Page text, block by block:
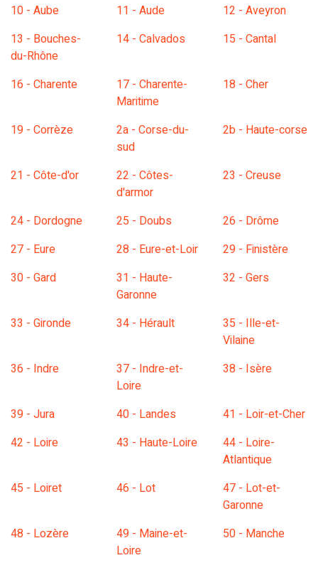
10 - Aube
11 - Aude
12 - Aveyron
13 - Bouches-
du-Rhône
14 - Calvados 15 - Cantal
16 - Charente
17 - Charente-
Maritime
18 - Cher
19 - Corrèze
2a - Corse-du-
sud
2b - Haute-corse
21 - Côte-d'or
22 - Côtes-
d'armor
23 - Creuse
24 - Dordogne 25 - Doubs
26 - Drôme
27 - Eure
28 - Eure-et-Loir
29 - Finistère
30 - Gard
31 - Haute-
Garonne
32 - Gers
33 - Gironde 34 - Hérault
35 - Ille-et-
Vilaine
36 - Indre
37 - Indre-et-
Loire
38 - Isère
39 - Jura 40 - Landes
41 - Loir-et-Cher
42 - Loire
43 - Haute-Loire
44 - Loire-
Atlantique
45 - Loiret
46 - Lot
47 - Lot-et-
Garonne
48 - Lozère
49 - Maine-et-
Loire
50 - Manche